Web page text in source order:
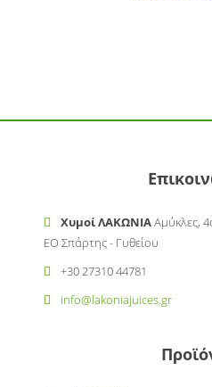
Χυμοί ΛΑΚΩΝΙΑΑμύκλες,
ΕΟ Σπάρτης - Γυθείου
+30 27310 44781
info@lakoniajuices.gr